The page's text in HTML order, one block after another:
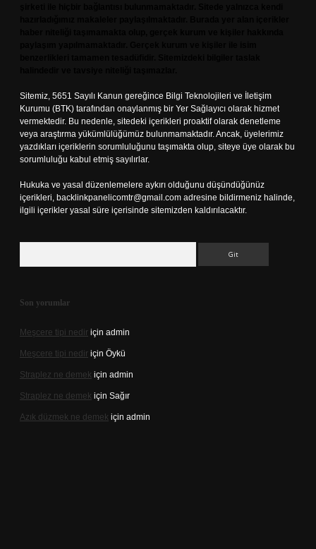
Sitemiz, 5651 Sayılı Kanun gereğince Bilgi Teknolojileri ve İletişim
Kurumu (BTK) tarafından onaylanmış bir Yer Sağlayıcı olarak hizmet
vermektedir. Bu nedenle, sitedeki içerikleri proaktif olarak denetleme
veya araştırma yükümlülüğümüz bulunmamaktadır. Ancak, üyelerimiz
yazdıkları içeriklerin sorumluluğunu taşımakta olup, siteye üye olarak bu
sorumluluğu kabul etmiş sayılırlar.
Hukuka ve yasal düzenlemelere aykırı olduğunu düşündüğünüz
içerikleri, backlinkpanelicomtr@gmail.com adresine bildirmeniz halinde,
ilgili içerikler yasal süre içerisinde sitemizden kaldırılacaktır.
Son yorumlar
Meşcere tipi nedir için admin
Meşcere tipi nedir için Öykü
Straplez ne demek için admin
Straplez ne demek için Sağır
Azık düzmek ne demek için admin